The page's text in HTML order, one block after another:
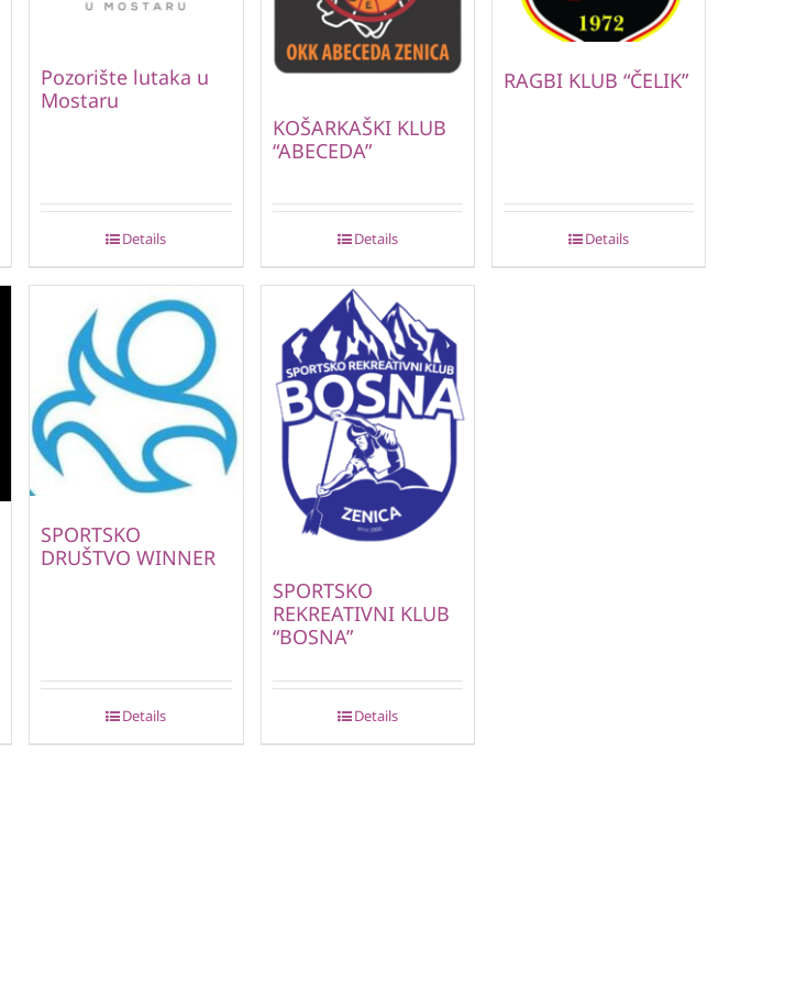
Pozorište lutaka u
Mostaru
Details
KOŠARKAŠKI KLUB
“ABECEDA”
Details
RAGBI KLUB “ČELIK”
Details
SPORTSKO
DRUŠTVO WINNER
Details
SPORTSKO
REKREATIVNI KLUB
“BOSNA”
Details